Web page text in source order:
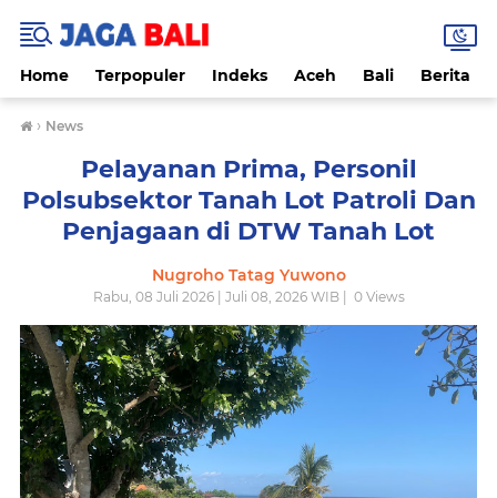
Home Terpopuler Indeks Aceh Bali Berita
› News
Pelayanan Prima, Personil
Polsubsektor Tanah Lot Patroli Dan
Penjagaan di DTW Tanah Lot
Nugroho Tatag Yuwono
Rabu, 08 Juli 2026 | Juli 08, 2026 WIB | 0Views